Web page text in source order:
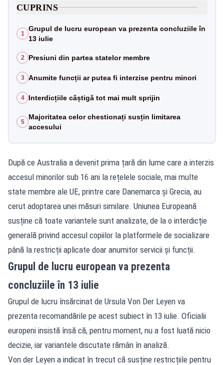
CUPRINS
1
Grupul de lucru european va prezenta concluziile în
13 iulie
2 Presiuni din partea statelor membre
3 Anumite funcții ar putea fi interzise pentru minori
4 Interdicțiile câștigă tot mai mult sprijin
5
Majoritatea celor chestionați susțin limitarea
accesului
După ce Australia a devenit prima țară din lume care a interzis
accesul minorilor sub 16 ani la rețelele sociale, mai multe
state membre ale UE, printre care Danemarca și Grecia, au
cerut adoptarea unei măsuri similare. Uniunea Europeană
susține că toate variantele sunt analizate, de la o interdicție
generală privind accesul copiilor la platformele de socializare
până la restricții aplicate doar anumitor servicii și funcții.
Grupul de lucru european va prezenta
concluziile în 13 iulie
Grupul de lucru însărcinat de Ursula Von Der Leyen va
prezenta recomandările pe acest subiect în 13 iulie. Oficialii
europeni insistă însă că, pentru moment, nu a fost luată nicio
decizie, iar variantele discutate rămân în analiză.
Von der Leyen a indicat în trecut că susține restricțiile pentru